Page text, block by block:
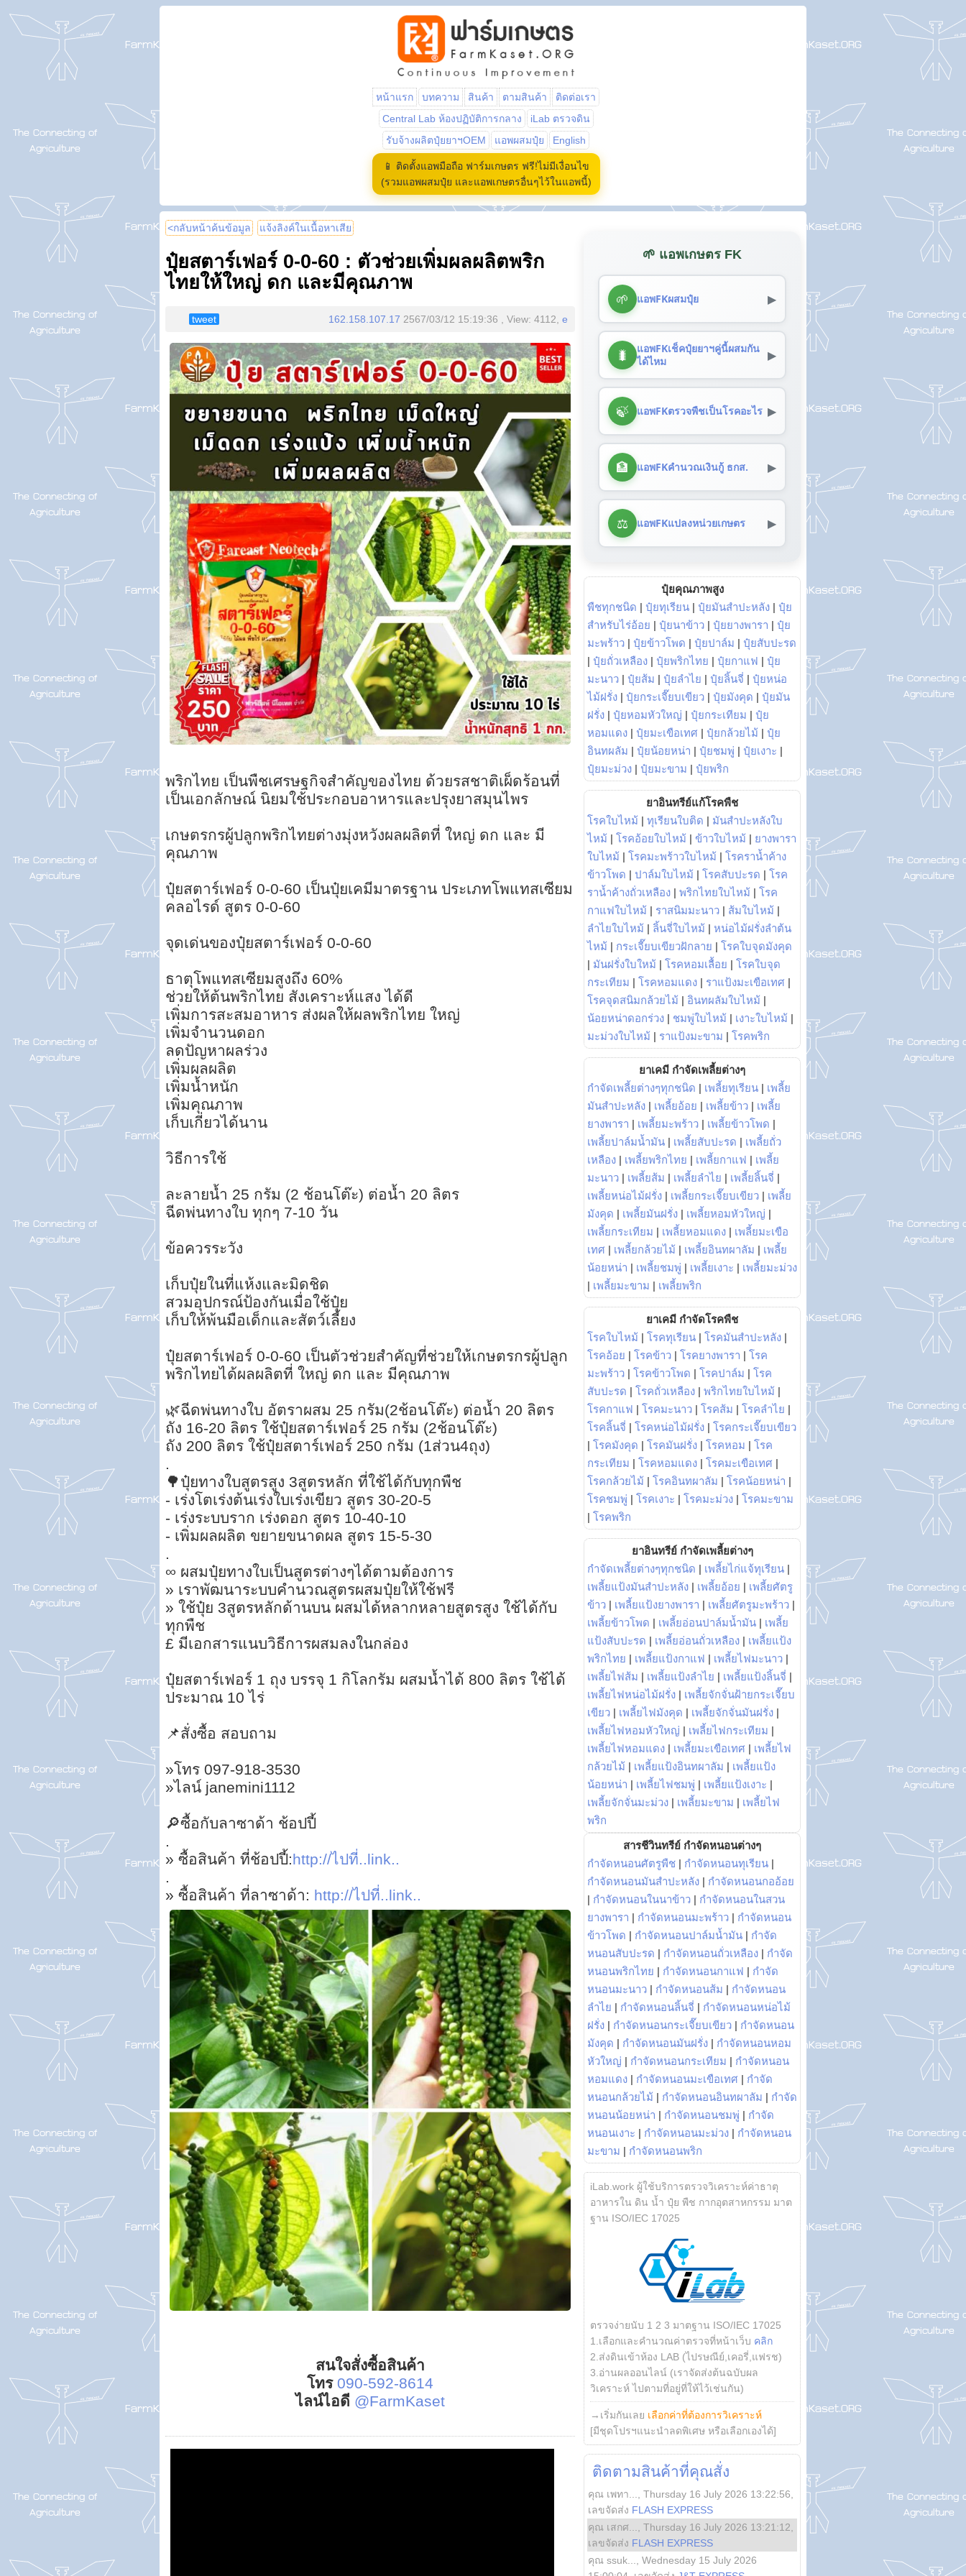
หน้าแรก บทความ สินค้า ตามสินค้า
ติดต่อเรา
Central Lab ห้องปฏิบัติการกลาง
iLab ตรวจดิน
รับจ้างผลิตปุ๋ยยาฯOEM
แอพผสมปุ๋ย English
📱 ติดตั้งแอพมือถือ ฟาร์มเกษตร ฟรี!ไม่มีเงื่อนไข
(รวมแอพผสมปุ๋ย และแอพเกษตรอื่นๆไว้ในแอพนี้)
<กลับหน้าค้นข้อมูล แจ้งลิงค์ในเนื้อหาเสีย
ปุ๋ยสตาร์เฟอร์ 0-0-60 : ตัวช่วยเพิ่มผลผลิตพริก
ไทยให้ใหญ่ ดก และมีคุณภาพ
tweet 162.158.107.17 2567/03/12 15:19:36 , View: 4112, e
พริกไทย เป็นพืชเศรษฐกิจสำคัญของไทย ด้วยรสชาติเผ็ดร้อนที่
เป็นเอกลักษณ์ นิยมใช้ประกอบอาหารและปรุงยาสมุนไพร
เกษตรกรผู้ปลูกพริกไทยต่างมุ่งหวังผลผลิตที่ ใหญ่ ดก และ มี
คุณภาพ
ปุ๋ยสตาร์เฟอร์ 0-0-60 เป็นปุ๋ยเคมีมาตรฐาน ประเภทโพแทสเซียม
คลอไรด์ สูตร 0-0-60
จุดเด่นของปุ๋ยสตาร์เฟอร์ 0-0-60
ธาตุโพแทสเซียมสูงถึง 60%
ช่วยให้ต้นพริกไทย สังเคราะห์แสง ได้ดี
เพิ่มการสะสมอาหาร ส่งผลให้ผลพริกไทย ใหญ่
เพิ่มจำนวนดอก
ลดปัญหาผลร่วง
เพิ่มผลผลิต
เพิ่มน้ำหนัก
เพิ่มคุณภาพ
เก็บเกี่ยวได้นาน
วิธีการใช้
ละลายน้ำ 25 กรัม (2 ช้อนโต๊ะ) ต่อน้ำ 20 ลิตร
ฉีดพ่นทางใบ ทุกๆ 7-10 วัน
ข้อควรระวัง
เก็บปุ๋ยในที่แห้งและมิดชิด
สวมอุปกรณ์ป้องกันเมื่อใช้ปุ๋ย
เก็บให้พ้นมือเด็กและสัตว์เลี้ยง
ปุ๋ยสตาร์เฟอร์ 0-0-60 เป็นตัวช่วยสำคัญที่ช่วยให้เกษตรกรผู้ปลูก
พริกไทยได้ผลผลิตที่ ใหญ่ ดก และ มีคุณภาพ
🌿ฉีดพ่นทางใบ อัตราผสม 25 กรัม(2ช้อนโต๊ะ) ต่อน้ำ 20 ลิตร
ถัง 16-20 ลิตร ใช้ปุ๋ยสตาร์เฟอร์ 25 กรัม (2ช้อนโต๊ะ)
ถัง 200 ลิตร ใช้ปุ๋ยสตาร์เฟอร์ 250 กรัม (1ส่วน4ถุง)
.
🌳ปุ๋ยทางใบสูตรสูง 3สูตรหลัก ที่ใช้ได้กับทุกพืช
- เร่งโตเร่งต้นเร่งใบเร่งเขียว สูตร 30-20-5
- เร่งระบบราก เร่งดอก สูตร 10-40-10
- เพิ่มผลผลิต ขยายขนาดผล สูตร 15-5-30
.
∞ ผสมปุ๋ยทางใบเป็นสูตรต่างๆได้ตามต้องการ
» เราพัฒนาระบบคำนวณสูตรผสมปุ๋ยให้ใช้ฟรี
» ใช้ปุ๋ย 3สูตรหลักด้านบน ผสมได้หลากหลายสูตรสูง ใช้ได้กับ
ทุกพืช
£ มีเอกสารแนบวิธีการผสมลงในกล่อง
ปุ๋ยสตาร์เฟอร์ 1 ถุง บรรจุ 1 กิโลกรัม ผสมน้ำได้ 800 ลิตร ใช้ได้
ประมาณ 10 ไร่
📌สั่งซื้อ สอบถาม
»โทร 097-918-3530
»ไลน์ janemini1112
🔎ซื้อกับลาซาด้า ช้อปปี้
.
» ซื้อสินค้า ที่ช้อปปี้:http://ไปที่..link..
.
» ซื้อสินค้า ที่ลาซาด้า: http://ไปที่..link..
สนใจสั่งซื้อสินค้า
โทร 090-592-8614
ไลน์ไอดี @FarmKaset
🌱 แอพเกษตร FK
🌱 แอพFKผสมปุ๋ย ▶
🐛
แอพFKเช็คปุ๋ยยาฯคู่นี้ผสมกัน
ได้ไหม
▶
🍃 แอพFKตรวจพืชเป็นโรคอะไร ▶
🏦 แอพFKคำนวณเงินกู้ ธกส. ▶
⚖️ แอพFKแปลงหน่วยเกษตร ▶
ปุ๋ยคุณภาพสูง
พืชทุกชนิด | ปุ๋ยทุเรียน | ปุ๋ยมันสำปะหลัง | ปุ๋ย
สำหรับไร่อ้อย | ปุ๋ยนาข้าว | ปุ๋ยยางพารา | ปุ๋ย
มะพร้าว | ปุ๋ยข้าวโพด | ปุ๋ยปาล์ม | ปุ๋ยสับปะรด
| ปุ๋ยถั่วเหลือง | ปุ๋ยพริกไทย | ปุ๋ยกาแฟ | ปุ๋ย
มะนาว | ปุ๋ยส้ม | ปุ๋ยลำไย | ปุ๋ยลิ้นจี่ | ปุ๋ยหน่อ
ไม้ฝรั่ง | ปุ๋ยกระเจี๊ยบเขียว | ปุ๋ยมังคุด | ปุ๋ยมัน
ฝรั่ง | ปุ๋ยหอมหัวใหญ่ | ปุ๋ยกระเทียม | ปุ๋ย
หอมแดง | ปุ๋ยมะเขือเทศ | ปุ๋ยกล้วยไม้ | ปุ๋ย
อินทผลัม | ปุ๋ยน้อยหน่า | ปุ๋ยชมพู่ | ปุ๋ยเงาะ |
ปุ๋ยมะม่วง | ปุ๋ยมะขาม | ปุ๋ยพริก
ยาอินทรีย์แก้โรคพืช
โรคใบไหม้ | ทุเรียนใบติด | มันสำปะหลังใบ
ไหม้ | โรคอ้อยใบไหม้ | ข้าวใบไหม้ | ยางพารา
ใบไหม้ | โรคมะพร้าวใบไหม้ | โรคราน้ำค้าง
ข้าวโพด | ปาล์มใบไหม้ | โรคสับปะรด | โรค
ราน้ำค้างถั่วเหลือง | พริกไทยใบไหม้ | โรค
กาแฟใบไหม้ | ราสนิมมะนาว | ส้มใบไหม้ |
ลำไยใบไหม้ | ลิ้นจี่ใบไหม้ | หน่อไม้ฝรั่งลำต้น
ไหม้ | กระเจี๊ยบเขียวฝักลาย | โรคใบจุดมังคุด
| มันฝรั่งใบใหม้ | โรคหอมเลื้อย | โรคใบจุด
กระเทียม | โรคหอมแดง | ราแป้งมะเขือเทศ |
โรคจุดสนิมกล้วยไม้ | อินทผลัมใบไหม้ |
น้อยหน่าดอกร่วง | ชมพู่ใบไหม้ | เงาะใบไหม้ |
มะม่วงใบไหม้ | ราแป้งมะขาม | โรคพริก
ยาเคมี กำจัดเพลี้ยต่างๆ
กำจัดเพลี้ยต่างๆทุกชนิด | เพลี้ยทุเรียน | เพลี้ย
มันสำปะหลัง | เพลี้ยอ้อย | เพลี้ยข้าว | เพลี้ย
ยางพารา | เพลี้ยมะพร้าว | เพลี้ยข้าวโพด |
เพลี้ยปาล์มน้ำมัน | เพลี้ยสับปะรด | เพลี้ยถั่ว
เหลือง | เพลี้ยพริกไทย | เพลี้ยกาแฟ | เพลี้ย
มะนาว | เพลี้ยส้ม | เพลี้ยลำไย | เพลี้ยลิ้นจี่ |
เพลี้ยหน่อไม้ฝรั่ง | เพลี้ยกระเจี๊ยบเขียว | เพลี้ย
มังคุด | เพลี้ยมันฝรั่ง | เพลี้ยหอมหัวใหญ่ |
เพลี้ยกระเทียม | เพลี้ยหอมแดง | เพลี้ยมะเขือ
เทศ | เพลี้ยกล้วยไม้ | เพลี้ยอินทผาลัม | เพลี้ย
น้อยหน่า | เพลี้ยชมพู่ | เพลี้ยเงาะ | เพลี้ยมะม่วง
| เพลี้ยมะขาม | เพลี้ยพริก
ยาเคมี กำจัดโรคพืช
โรคใบไหม้ | โรคทุเรียน | โรคมันสำปะหลัง |
โรคอ้อย | โรคข้าว | โรคยางพารา | โรค
มะพร้าว | โรคข้าวโพด | โรคปาล์ม | โรค
สับปะรด | โรคถั่วเหลือง | พริกไทยใบไหม้ |
โรคกาแฟ | โรคมะนาว | โรคส้ม | โรคลำไย |
โรคลิ้นจี่ | โรคหน่อไม้ฝรั่ง | โรคกระเจี๊ยบเขียว
| โรคมังคุด | โรคมันฝรั่ง | โรคหอม | โรค
กระเทียม | โรคหอมแดง | โรคมะเขือเทศ |
โรคกล้วยไม้ | โรคอินทผาลัม | โรคน้อยหน่า |
โรคชมพู่ | โรคเงาะ | โรคมะม่วง | โรคมะขาม
| โรคพริก
ยาอินทรีย์ กำจัดเพลี้ยต่างๆ
กำจัดเพลี้ยต่างๆทุกชนิด | เพลี้ยไก่แจ้ทุเรียน |
เพลี้ยแป้งมันสำปะหลัง | เพลี้ยอ้อย | เพลี้ยศัตรู
ข้าว | เพลี้ยแป้งยางพารา | เพลี้ยศัตรูมะพร้าว |
เพลี้ยข้าวโพด | เพลี้ยอ่อนปาล์มน้ำมัน | เพลี้ย
แป้งสับปะรด | เพลี้ยอ่อนถั่วเหลือง | เพลี้ยแป้ง
พริกไทย | เพลี้ยแป้งกาแฟ | เพลี้ยไฟมะนาว |
เพลี้ยไฟส้ม | เพลี้ยแป้งลำไย | เพลี้ยแป้งลิ้นจี่ |
เพลี้ยไฟหน่อไม้ฝรั่ง | เพลี้ยจักจั่นฝ้ายกระเจี๊ยบ
เขียว | เพลี้ยไฟมังคุด | เพลี้ยจักจั่นมันฝรั่ง |
เพลี้ยไฟหอมหัวใหญ่ | เพลี้ยไฟกระเทียม |
เพลี้ยไฟหอมแดง | เพลี้ยมะเขือเทศ | เพลี้ยไฟ
กล้วยไม้ | เพลี้ยแป้งอินทผาลัม | เพลี้ยแป้ง
น้อยหน่า | เพลี้ยไฟชมพู่ | เพลี้ยแป้งเงาะ |
เพลี้ยจักจั่นมะม่วง | เพลี้ยมะขาม | เพลี้ยไฟ
พริก
สารชีวินทรีย์ กำจัดหนอนต่างๆ
กำจัดหนอนศัตรูพืช | กำจัดหนอนทุเรียน |
กำจัดหนอนมันสำปะหลัง | กำจัดหนอนกออ้อย
| กำจัดหนอนในนาข้าว | กำจัดหนอนในสวน
ยางพารา | กำจัดหนอนมะพร้าว | กำจัดหนอน
ข้าวโพด | กำจัดหนอนปาล์มน้ำมัน | กำจัด
หนอนสับปะรด | กำจัดหนอนถั่วเหลือง | กำจัด
หนอนพริกไทย | กำจัดหนอนกาแฟ | กำจัด
หนอนมะนาว | กำจัดหนอนส้ม | กำจัดหนอน
ลำไย | กำจัดหนอนลิ้นจี่ | กำจัดหนอนหน่อไม้
ฝรั่ง | กำจัดหนอนกระเจี๊ยบเขียว | กำจัดหนอน
มังคุด | กำจัดหนอนมันฝรั่ง | กำจัดหนอนหอม
หัวใหญ่ | กำจัดหนอนกระเทียม | กำจัดหนอน
หอมแดง | กำจัดหนอนมะเขือเทศ | กำจัด
หนอนกล้วยไม้ | กำจัดหนอนอินทผาลัม | กำจัด
หนอนน้อยหน่า | กำจัดหนอนชมพู่ | กำจัด
หนอนเงาะ | กำจัดหนอนมะม่วง | กำจัดหนอน
มะขาม | กำจัดหนอนพริก
iLab.work ผู้ใช้บริการตรวจวิเคราะห์ค่าธาตุ
อาหารใน ดิน น้ำ ปุ๋ย พืช กากอุตสาหกรรม มาต
ฐาน ISO/IEC 17025
ตรวจง่ายนับ 1 2 3 มาตฐาน ISO/IEC 17025
1.เลือกและคำนวณค่าตรวจที่หน้าเว็บ คลิก
2.ส่งดินเข้าห้อง LAB (ไปรษณีย์,เคอรี่,แฟรช)
3.อ่านผลออนไลน์ (เราจัดส่งต้นฉบับผล
วิเคราะห์ ไปตามที่อยู่ที่ให้ไว้เช่นกัน)
→เริ่มกันเลย เลือกค่าที่ต้องการวิเคราะห์
[มีชุดโปรฯแนะนำลดพิเศษ หรือเลือกเองได้]
ติดตามสินค้าที่คุณสั่ง
คุณ เพทา... Thursday 16 July 2026 13:22:56
เลขจัดส่ง FLASH EXPRESS
คุณ เสกศ...
Thursday 16 July 2026 13:21:12
เลขจัดส่ง FLASH EXPRESS
คุณ ssuk...
Wednesday 15 July 2026